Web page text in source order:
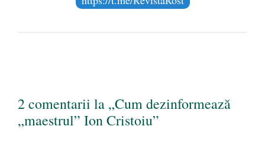
2 comentarii la „Cum dezinformează
„maestrul” Ion Cristoiu”